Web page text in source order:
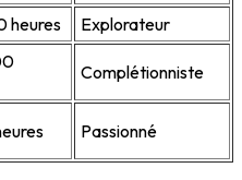
heures Explorateur
Complétionniste
Passionné